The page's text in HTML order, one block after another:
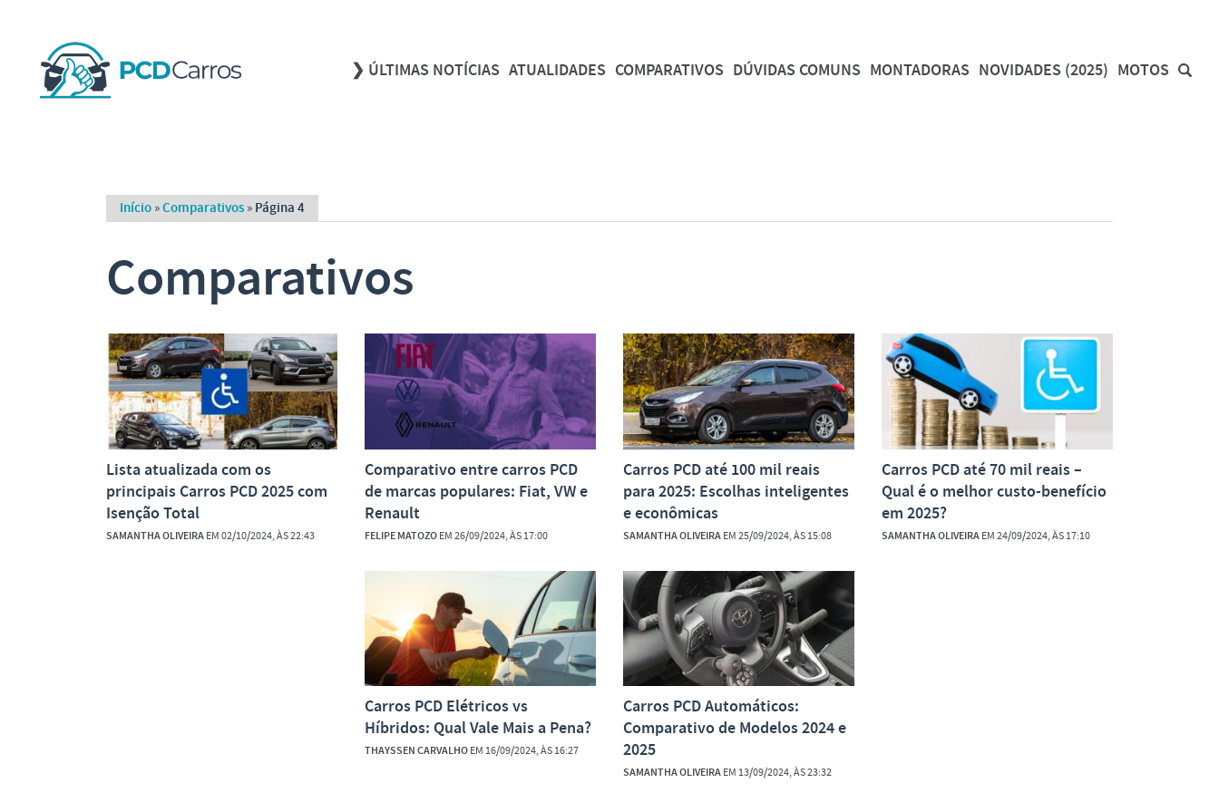
❯ ÚLTIMAS NOTÍCIAS ATUALIDADES COMPARATIVOS DÚVIDAS COMUNS MONTADORAS NOVIDADES (2025) MOTOS
Início »Comparativos » Página 4
Comparativos
Lista atualizada com os
principais Carros PCD 2025 com
Isenção Total
SAMANTHA OLIVEIRAEM 02/10/2024, ÀS 22:43
Comparativo entre carros PCD
de marcas populares: Fiat, VW e
Renault
FELIPE MATOZOEM 26/09/2024, ÀS 17:00
Carros PCD até 100 mil reais
para 2025: Escolhas inteligentes
e econômicas
SAMANTHA OLIVEIRAEM 25/09/2024, ÀS 15:08
Carros PCD até 70 mil reais –
Qual é o melhor custo-benefício
em 2025?
SAMANTHA OLIVEIRAEM 24/09/2024, ÀS 17:10
Carros PCD Elétricos vs
Híbridos: Qual Vale Mais a Pena?
THAYSSEN CARVALHOEM 16/09/2024, ÀS 16:27
Carros PCD Automáticos:
Comparativo de Modelos 2024 e
2025
SAMANTHA OLIVEIRAEM 13/09/2024, ÀS 23:32